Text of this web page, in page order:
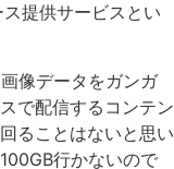
提供サービスとい
像データをガンガ
で配信するコンテン
ることはないと思い
行かないので